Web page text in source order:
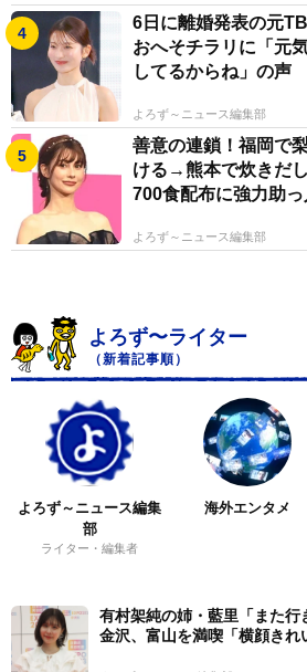
6日に離婚発表の元
おへそチラリに「元
してるからね」の声
よろず～ニュース編集部
善意の連鎖！福岡で
ける→熊本で炊きだ
700食配布に強力助っ
よろず～ニュース編集部
よろず〜ライター
（新着記事順）
よろず～ニュース編集
部
ライター・編集者
海外エンタメ
有村架純の姉・藍里「また
金沢、富山を満喫「横顔き